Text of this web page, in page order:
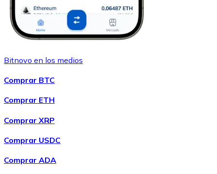
Bitnovo en los medios
Comprar BTC
Comprar ETH
Comprar XRP
Comprar USDC
Comprar ADA